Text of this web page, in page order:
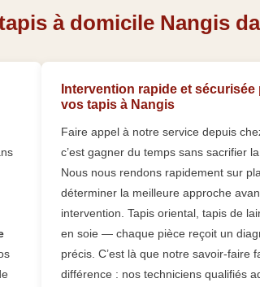
à domicile Nangis
Intervention rapide et sécurisée
vos tapis à Nangis
Faire appel à notre service depuis
c’est gagner du temps sans sacrifier la
Nous nous rendons rapidement sur
déterminer la meilleure approche
intervention. Tapis oriental, tapis de
en soie — chaque pièce reçoit un
précis. C’est là que notre savoir-faire
différence : nos techniciens qualifiés